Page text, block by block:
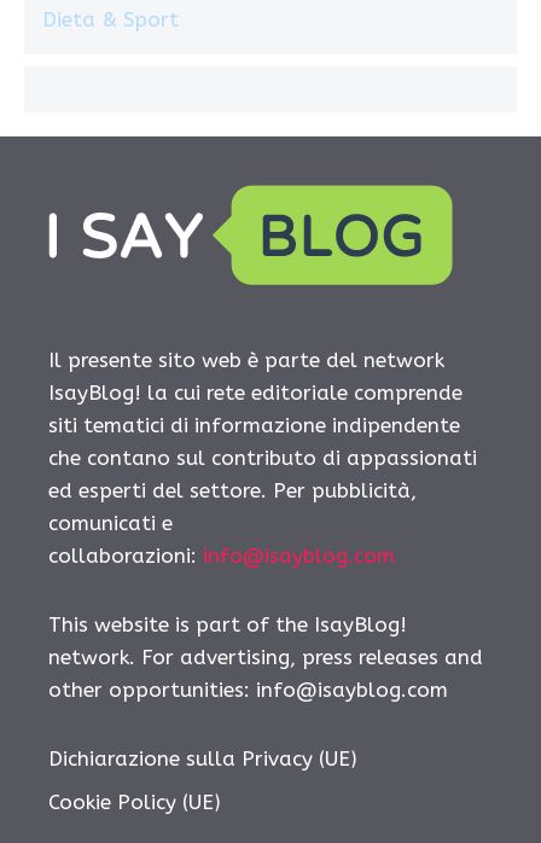
Dieta & Sport
Il presente sito web è parte del network
IsayBlog! la cui rete editoriale comprende
siti tematici di informazione indipendente
che contano sul contributo di appassionati
ed esperti del settore. Per pubblicità,
comunicati e
collaborazioni: info@isayblog.com
This website is part of the IsayBlog!
network. For advertising, press releases and
other opportunities: info@isayblog.com
Dichiarazione sulla Privacy (UE)
Cookie Policy (UE)